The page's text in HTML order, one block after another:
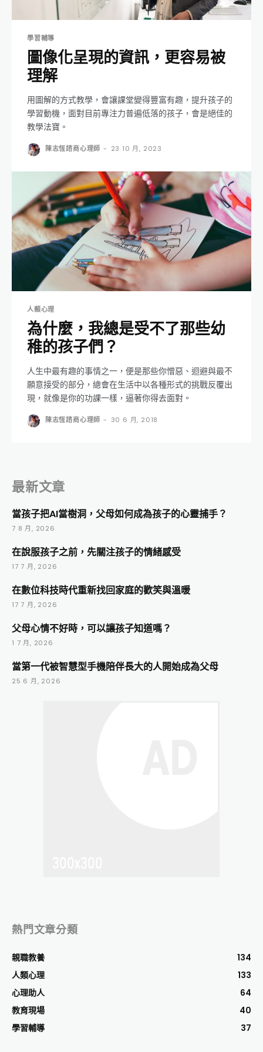
學習輔導
圖像化呈現的資訊，更容易被
理解
用圖解的方式教學，會讓課堂變得豐富有趣，提升孩子的
學習動機，面對目前專注力普遍低落的孩子，會是絕佳的
教學法寶。
陳志恆諮商心理師 - 23 10 月, 2023
人類心理
為什麼，我總是受不了那些幼
稚的孩子們？
人生中最有趣的事情之一，便是那些你憎惡、迴避與最不
願意接受的部分，總會在生活中以各種形式的挑戰反覆出
現，就像是你的功課一樣，逼著你得去面對。
陳志恆諮商心理師 - 30 6 月, 2018
最新文章
當孩子把AI當樹洞，父母如何成為孩子的心靈捕手？
7 8 月, 2026
在說服孩子之前，先關注孩子的情緒感受
17 7 月, 2026
在數位科技時代重新找回家庭的歡笑與溫暖
17 7 月, 2026
父母心情不好時，可以讓孩子知道嗎？
1 7 月, 2026
當第一代被智慧型手機陪伴長大的人開始成為父母
25 6 月, 2026
熱門文章分類
親職教養
134
人類心理
133
心理助人
64
教育現場
40
學習輔導
37